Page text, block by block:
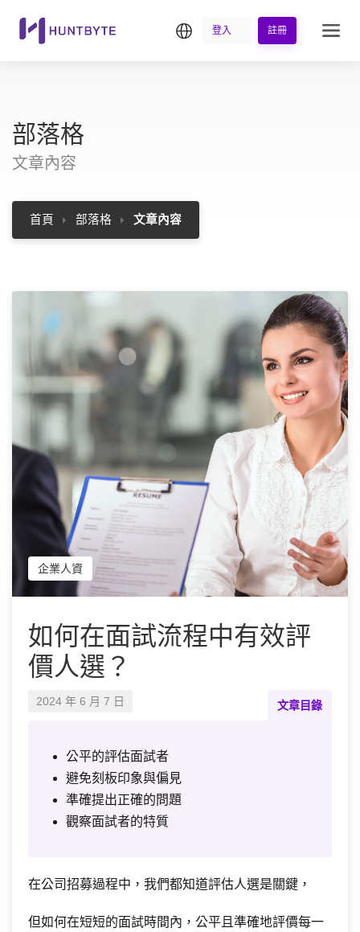
繁中登入 註冊
部落格
文章內容
首頁 部落格 文章內容
企業人資
如何在面試流程中有效評
價人選？
2024 年 6 月 7 日 文章目錄
公平的評估面試者
避免刻板印象與偏見
準確提出正確的問題
觀察面試者的特質
在公司招募過程中，我們都知道評估人選是關鍵，
但如何在短短的面試時間內，公平且準確地評價每一